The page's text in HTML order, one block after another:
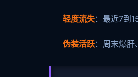
轻度流失：最近7到
伪装活跃：周末爆